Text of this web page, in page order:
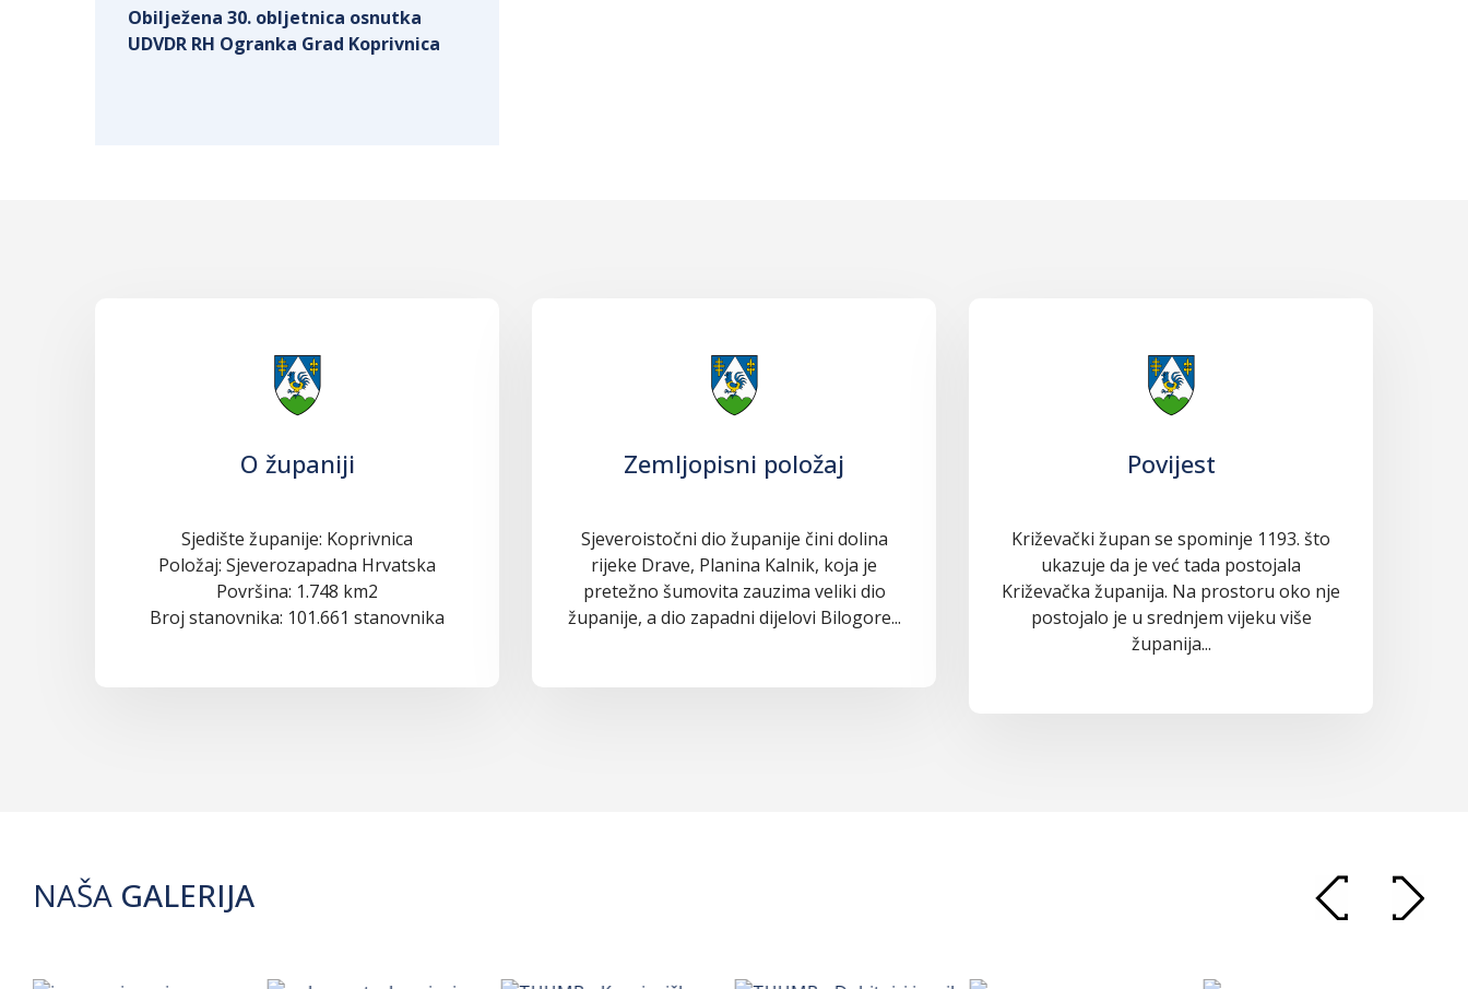
Obilježena 30. obljetnica osnutka
UDVDR RH Ogranka Grad Koprivnica
O županiji
Sjedište županije: Koprivnica
Položaj: Sjeverozapadna Hrvatska
Površina: 1.748 km2
Broj stanovnika: 101.661 stanovnika
Zemljopisni položaj
Sjeveroistočni dio županije čini dolina
rijeke Drave, Planina Kalnik, koja je
pretežno šumovita zauzima veliki dio
županije, a dio zapadni dijelovi Bilogore...
Povijest
Križevački župan se spominje 1193. što
ukazuje da je već tada postojala
Križevačka županija. Na prostoru oko nje
postojalo je u srednjem vijeku više
županija...
NAŠA GALERIJA